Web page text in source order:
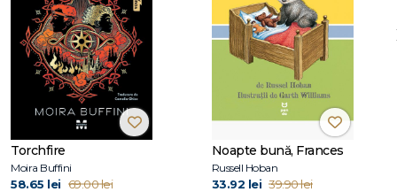
Torchfire
Moira Buffini
58.65 lei 69.00 lei
Noapte bună, Frances
Russell Hoban
33.92 lei 39.90 lei